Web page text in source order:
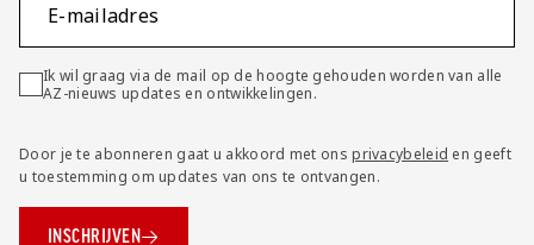
E-mailadres
Ik wil graag via de mail op de hoogte gehouden worden van alle
AZ-nieuws updates en ontwikkelingen.
Door je te abonneren gaat u akkoord met onsprivacybeleid en geeft
u toestemming om updates van ons te ontvangen.
INSCHRIJVEN